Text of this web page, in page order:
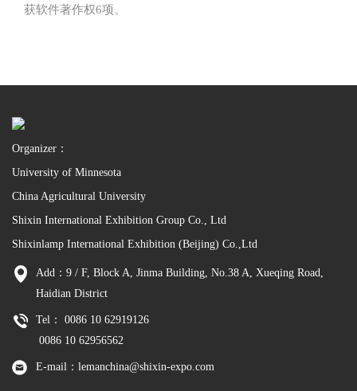
获软件著作权6项。
Organizer：
University of Minnesota
China Agricultural University
Shixin International Exhibition Group Co., Ltd
Shixinlamp International Exhibition (Beijing) Co.,Ltd
Add：9 / F, Block A, Jinma Building, No.38 A, Xueqing Road,
Haidian District
Tel： 0086 10 62919126
0086 10 62956562
E-mail：lemanchina@shixin-expo.com